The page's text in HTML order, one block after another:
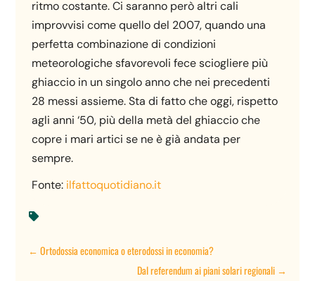
ritmo costante. Ci saranno però altri cali
improvvisi come quello del 2007, quando una
perfetta combinazione di condizioni
meteorologiche sfavorevoli fece sciogliere più
ghiaccio in un singolo anno che nei precedenti
28 messi assieme. Sta di fatto che oggi, rispetto
agli anni ‘50, più della metà del ghiaccio che
copre i mari artici se ne è già andata per
sempre.
Fonte: ilfattoquotidiano.it

←Ortodossia economica o eterodossi in economia?
Dal referendum ai piani solari regionali→